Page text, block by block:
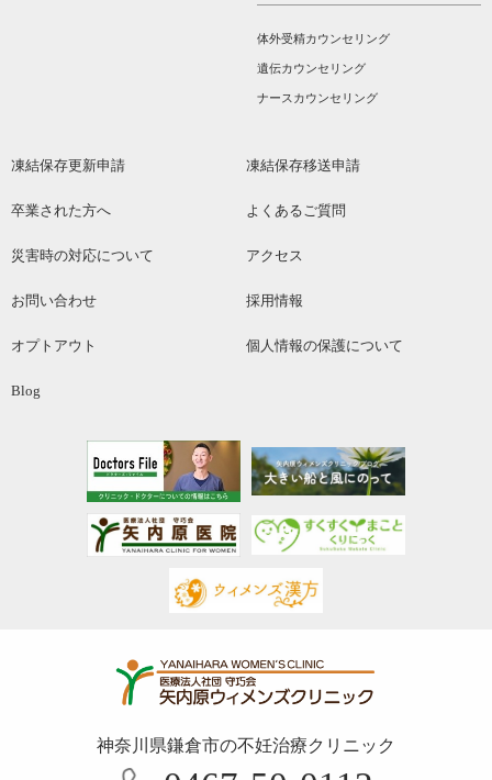
体外受精カウンセリング
遺伝カウンセリング
ナースカウンセリング
凍結保存更新申請 凍結保存移送申請
卒業された方へ よくあるご質問
災害時の対応について アクセス
お問い合わせ 採用情報
オプトアウト 個人情報の保護について
Blog
神奈川県鎌倉市の不妊治療クリニック